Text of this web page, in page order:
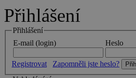
Přihlášení
Přihlášení
E-mail (login)
Heslo
Registrovat
Zapomněli jste heslo?